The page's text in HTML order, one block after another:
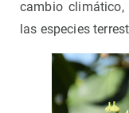
cambio
las especies